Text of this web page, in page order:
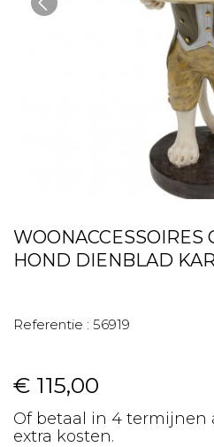
WOONACCESSOIRES
HOND DIENBLAD
Referentie : 56919
€ 115,00
Of betaal in 4 termijnen
extra kosten.